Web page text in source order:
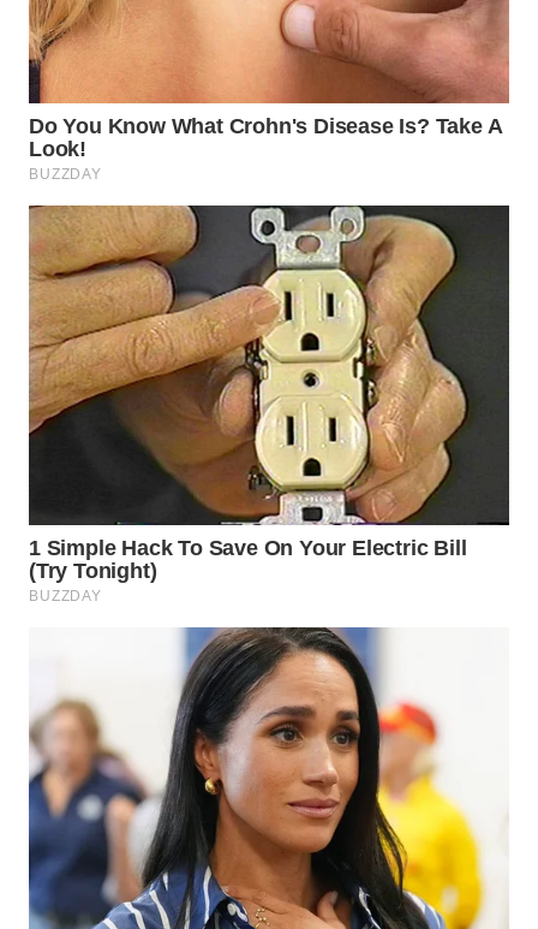
WN
WN
LIKUPANG
WN
LABUANBAJO
WN
BORNEO
Wahana
Media
NEWS
WAHANA
ADVOKAT
WAHANA
INFRASTRUKTUR
WAHANA
KONSUMEN